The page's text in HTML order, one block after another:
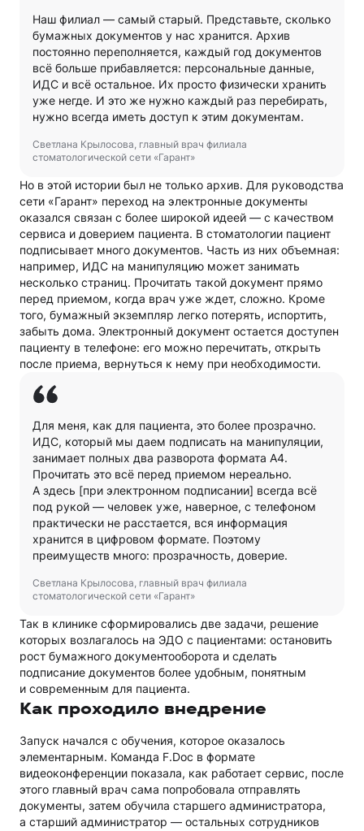
Наш филиал — самый старый. Представьте, сколько
бумажных документов у нас хранится. Архив
постоянно переполняется, каждый год документов
всё больше прибавляется: персональные данные,
ИДС и всё остальное. Их просто физически хранить
уже негде. И это же нужно каждый раз перебирать,
нужно всегда иметь доступ к этим документам.
Светлана Крылосова, главный врач филиала
стоматологической сети «Гарант»
Но в этой истории был не только архив. Для руководства
сети «Гарант» переход на электронные документы
оказался связан с более широкой идеей — с качеством
сервиса и доверием пациента. В стоматологии пациент
подписывает много документов. Часть из них объемная:
например, ИДС на манипуляцию может занимать
несколько страниц. Прочитать такой документ прямо
перед приемом, когда врач уже ждет, сложно. Кроме
того, бумажный экземпляр легко потерять, испортить,
забыть дома. Электронный документ остается доступен
пациенту в телефоне: его можно перечитать, открыть
после приема, вернуться к нему при необходимости.
Для меня, как для пациента, это более прозрачно.
ИДС, который мы даем подписать на манипуляции,
занимает полных два разворота формата A4.
Прочитать это всё перед приемом нереально.
А здесь [при электронном подписании] всегда всё
под рукой — человек уже, наверное, с телефоном
практически не расстается, вся информация
хранится в цифровом формате. Поэтому
преимуществ много: прозрачность, доверие.
Светлана Крылосова, главный врач филиала
стоматологической сети «Гарант»
Так в клинике сформировались две задачи, решение
которых возлагалось на ЭДО с пациентами: остановить
рост бумажного документооборота и сделать
подписание документов более удобным, понятным
и современным для пациента.
Как проходило внедрение
Запуск начался с обучения, которое оказалось
элементарным. Команда F.Doc в формате
видеоконференции показала, как работает сервис, после
этого главный врач сама попробовала отправлять
документы, затем обучила старшего администратора,
а старший администратор — остальных сотрудников